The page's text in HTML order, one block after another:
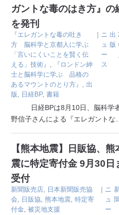
ガントな毒のはき方』の
を発刊
『エレガントな毒の吐き
方 脳科学と京都人に学ぶ
「言いにくいことを賢く伝
える」技術』 ,
『ロンドン紳
士と脳科学に学ぶ 品格の
あるマウントのとり方』 , 出
版, 日経BP,書籍
｜ ニ
ュ
ー
ス
出
版
日経BPは8月10日、脳科学
野信子さんによる『エレガントな
【熊本地震】日販協、熊
震に特定寄付金 9月30日
受付
新聞販売店, 日本新聞販売協
会, 日販協, 熊本地震,特定寄
付金,被災地支援
｜ ニ
ュ
ー